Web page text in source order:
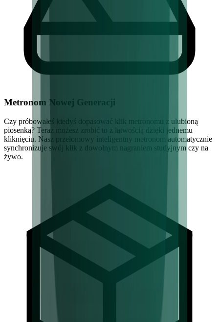
Metronom Nowej Generacji
Czy próbowałeś kiedyś dopasować klik metronomu z ulubioną
piosenką? Teraz możesz zrobić to z łatwością dzięki jednemu
kliknięciu. Nasz przełomowy inteligentny metronom automatycznie
synchronizuje swój klik z dowolnym nagraniem studyjnym czy na
żywo.